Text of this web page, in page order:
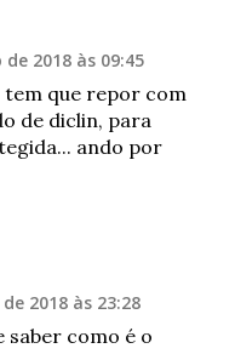
2018 às 09:45
tem que repor com
de diclin, para
ando por
2018 às 23:28
saber como é o